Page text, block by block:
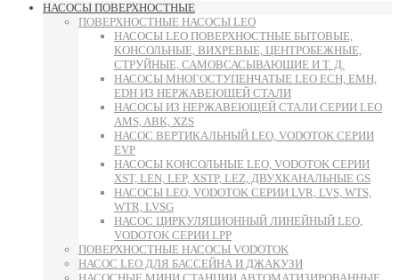
НАСОСЫ ПОВЕРХНОСТНЫЕ
ПОВЕРХНОСТНЫЕ НАСОСЫ LEO
НАСОСЫ LEO ПОВЕРХНОСТНЫЕ БЫТОВЫЕ,
КОНСОЛЬНЫЕ, ВИХРЕВЫЕ, ЦЕНТРОБЕЖНЫЕ,
СТРУЙНЫЕ, САМОВСАСЫВАЮЩИЕ И Т. Д.
НАСОСЫ МНОГОСТУПЕНЧАТЫЕ LEO ECH, EMH,
EDH ИЗ НЕРЖАВЕЮЩЕЙ СТАЛИ
НАСОСЫ ИЗ НЕРЖАВЕЮЩЕЙ СТАЛИ СЕРИИ LEO
AMS, ABK, XZS
НАСОС ВЕРТИКАЛЬНЫЙ LEO, VODOTOK СЕРИИ
EVP
НАСОСЫ КОНСОЛЬНЫЕ LEO, VODOTOK СЕРИИ
XST, LEN, LEP, XSTP, LEZ, ДВУХКАНАЛЬНЫЕ GS
НАСОСЫ LEO, VODOTOK СЕРИИ LVR, LVS, WTS,
WTR, LVSG
НАСОС ЦИРКУЛЯЦИОННЫЙ ЛИНЕЙНЫЙ LEO,
VODOTOK СЕРИИ LPP
ПОВЕРХНОСТНЫЕ НАСОСЫ VODOTOK
НАСОС LEO ДЛЯ БАССЕЙНА И ДЖАКУЗИ